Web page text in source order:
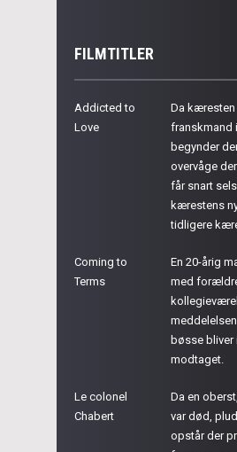
FILMTITLER
Addicted to
Love
Da
franskmand
begynder
overvåge
får snart
kærestens
tidligere
Coming to
Terms
En 20-årig
med
bøsse bliver
modtaget.
Le colonel
Chabert
Da en
var død,
opstår der